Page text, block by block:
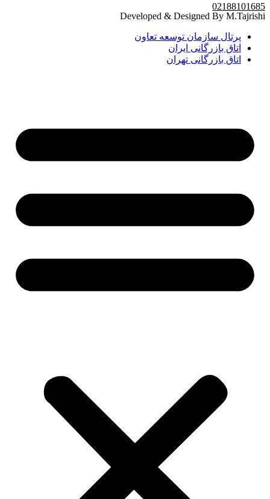
02188101685
Developed & Designed By M.Tajrishi
پرتال سازمان توسعه تعاون
اتاق بازرگانی ایران
اتاق بازرگانی تهران